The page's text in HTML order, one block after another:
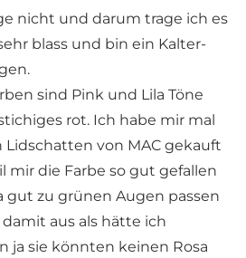
nicht und darum trage ich es
blass und bin ein Kalter-
sind Pink und Lila Töne
rot. Ich habe mir mal
Lidschatten von MAC gekauft
mir die Farbe so gut gefallen
gut zu grünen Augen passen
aus als hätte ich
ja sie könnten keinen Rosa